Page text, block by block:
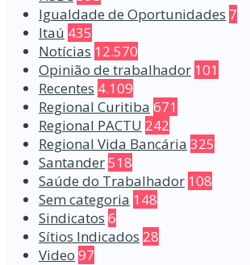
Igualdade de Oportunidades 7
Itaú 435
Notícias 12.570
Opinião de trabalhador 101
Recentes 4.109
Regional Curitiba 671
Regional PACTU 242
Regional Vida Bancária 325
Santander518
Saúde do Trabalhador 108
Sem categoria 148
Sindicatos 6
Sítios Indicados 28
Video 97